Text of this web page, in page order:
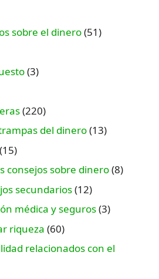
sobre el dinero(51)
(3)
(220)
del dinero(13)
(15)
consejos sobre dinero(8)
secundarios(12)
médica y seguros(3)
riqueza (60)
relacionados con el